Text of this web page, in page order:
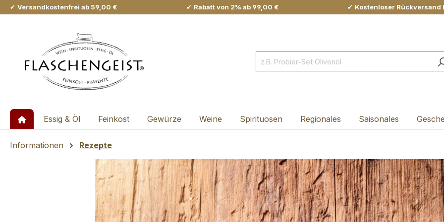
Hauptinhalt springen
Zur Suche springen
Zur Hauptnavigation springen
✔ Versandkostenfrei ab 59,00 € ✔ Rabatt von 2% ab 99,00 € ✔ Kostenloser Rückversand
Essig & Öl Feinkost Gewürze Weine Spirituosen Regionales Saisonales
Informationen Rezepte